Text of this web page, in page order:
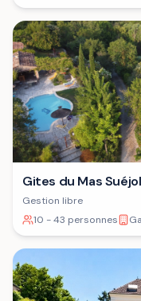
Gites du Mas Suéjol
Gestion libre
10 - 43 personnes